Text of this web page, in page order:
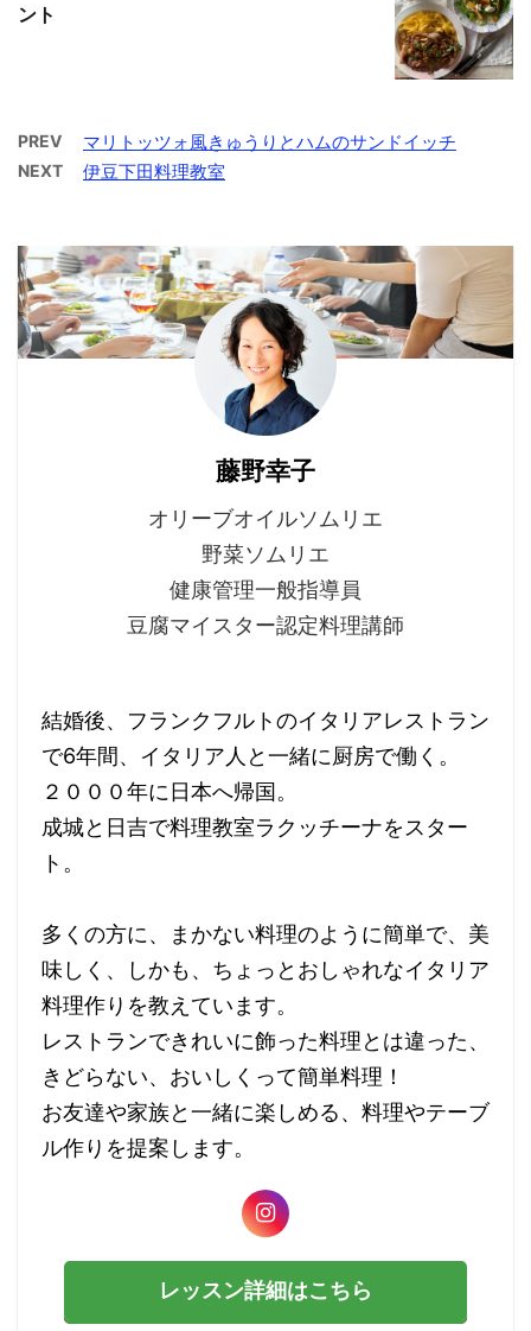
ント
PREV マリトッツォ風きゅうりとハムのサンドイッチ
NEXT 伊豆下田料理教室
藤野幸子
オリーブオイルソムリエ
野菜ソムリエ
健康管理一般指導員
豆腐マイスター認定料理講師
結婚後、フランクフルトのイタリアレストラン
で6年間、イタリア人と一緒に厨房で働く。
２０００年に日本へ帰国。
成城と日吉で料理教室ラクッチーナをスター
ト。
多くの方に、まかない料理のように簡単で、美
味しく、しかも、ちょっとおしゃれなイタリア
料理作りを教えています。
レストランできれいに飾った料理とは違った、
きどらない、おいしくって簡単料理！
お友達や家族と一緒に楽しめる、料理やテーブ
ル作りを提案します。
レッスン詳細はこちら